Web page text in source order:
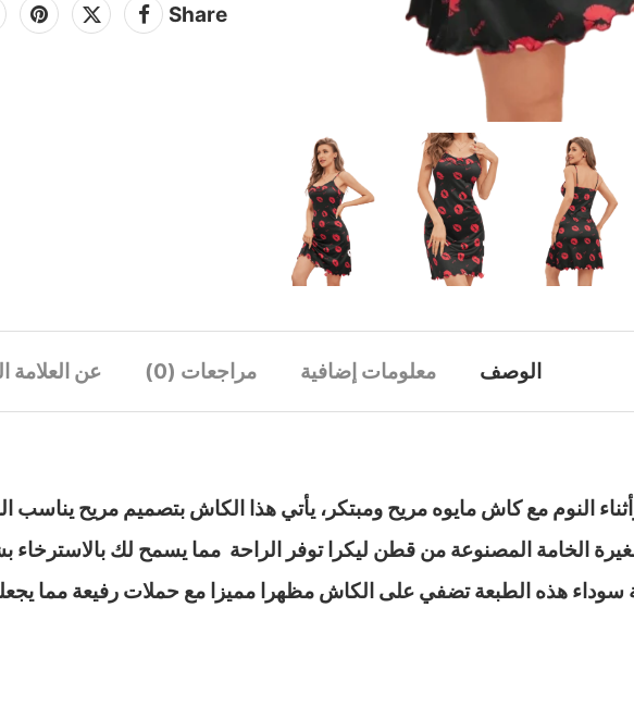
Share
الوصف معلومات إضافية مراجعات (0) عن العلامة
الخامة المصنوعة من قطن ليكرا توفر الراحة مما يسمح لك
سوداء هذه الطبعة تضفي على الكاش مظهرا مميزا مع حملات رفيعة مما يجعلها